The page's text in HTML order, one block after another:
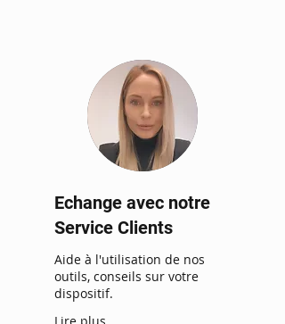
Echange avec notre
Service Clients
Aide à l'utilisation de nos
outils, conseils sur votre
dispositif.